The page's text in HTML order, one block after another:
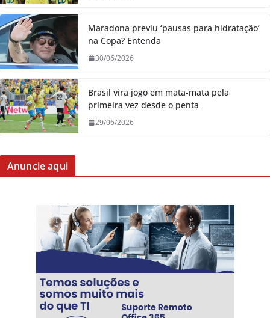
Maradona previu ‘pausas para hidratação’
na Copa? Entenda
30/06/2026
Brasil vira jogo em mata-mata pela
primeira vez desde o penta
29/06/2026
Anuncie aqui